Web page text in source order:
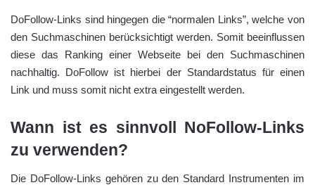
DoFollow-Links sind hingegen die “normalen Links”, welche von
den Suchmaschinen berücksichtigt werden. Somit beeinflussen
diese das Ranking einer Webseite bei den Suchmaschinen
nachhaltig. DoFollow ist hierbei der Standardstatus für einen
Link und muss somit nicht extra eingestellt werden.
Wann ist es sinnvoll NoFollow-Links
zu verwenden?
Die DoFollow-Links gehören zu den Standard Instrumenten im